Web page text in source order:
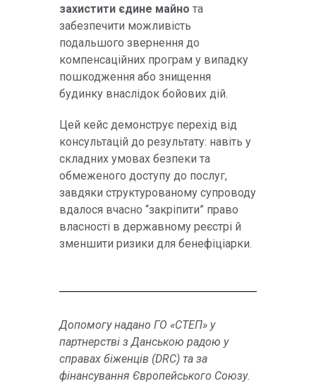
захистити єдине майно та
забезпечити можливість
подальшого звернення до
компенсаційних програм у випадку
пошкодження або знищення
будинку внаслідок бойових дій.
Цей кейс демонструє перехід від
консультацій до результату: навіть у
складних умовах безпеки та
обмеженого доступу до послуг,
завдяки структурованому супроводу
вдалося вчасно “закріпити” право
власності в державному реєстрі й
зменшити ризики для бенефіціарки.
Допомогу надано ГО «СТЕП» у
партнерстві з Данською радою у
справах біженців (DRC) та за
фінансування Європейського Союзу.